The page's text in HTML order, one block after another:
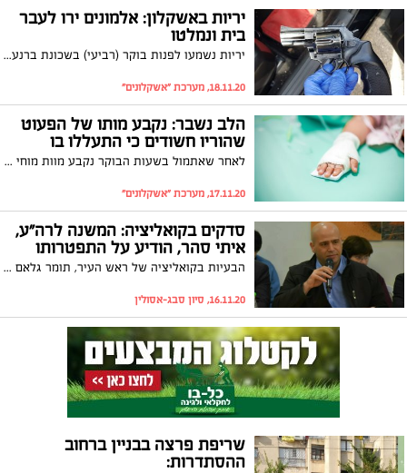
יריות באשקלון: אלמונים ירו לעבר
בית ונמלטו
יריות נשמעו לפנות בוקר (רביעי) בשכונת ברנע באשקלון. זאת לאחר שאלמונים ירו על בית פרטי ונמלטו מהמקום. המשטרה פתחה במצוד אחר החשודים
18.11.20, מערכת "אשקלונים"
הלב נשבר: נקבע מותו של הפעוט
שהוריו חשודים כי התעללו בו
לאחר שאתמול בשעות הבוקר נקבע מוות מוחי לפעוט בן הארבעה חודשים שהוריו חשודים כי התעללו בו, לפני כשעה קלה נדם ליבו. מעצרם של ההורים הוארך
17.11.20, מערכת "אשקלונים"
סדקים בקואליציה: המשנה לרה"ע,
איתי סהר, הודיע על התפטרותו
הבעיות בקואליציה של ראש העיר, תומר גלאם ממשיכות: המשנה לראש העיר, איתי סהר, הודיע כי הוא מתפטר מחברותו בקואליציה. סהר: "בתרבות הניהול הנוכחית אי אפשר להתקדם"
16.11.20, סיון סבג-אסולין
שריפת פרצה בבניין ברחוב
ההסתדרות: